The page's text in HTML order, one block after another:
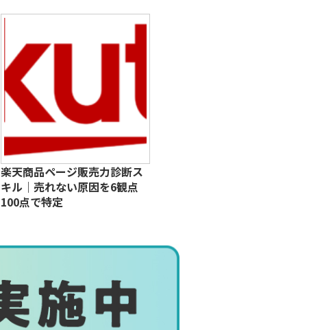
楽天商品ページ販売力診断ス
キル｜売れない原因を6観点
100点で特定